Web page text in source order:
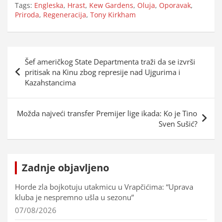
Tags: Engleska, Hrast, Kew Gardens, Oluja, Oporavak,
Priroda, Regeneracija, Tony Kirkham
Navigacija
objava
Šef američkog State Departmenta traži da se izvrši
pritisak na Kinu zbog represije nad Ujgurima i
Kazahstancima
Možda najveći transfer Premijer lige ikada: Ko je Tino
Sven Sušić?
Zadnje objavljeno
Horde zla bojkotuju utakmicu u Vrapčićima: “Uprava
kluba je nespremno ušla u sezonu”
07/08/2026